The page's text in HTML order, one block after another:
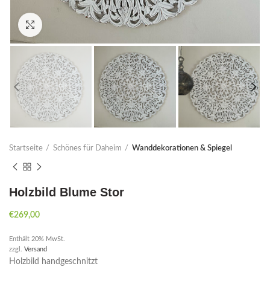
Startseite Schönes für Daheim Wanddekorationen & Spiegel
Holzbild Blume Stor
€269,00
Enthält 20% MwSt.
zzgl. Versand
Holzbild handgeschnitzt